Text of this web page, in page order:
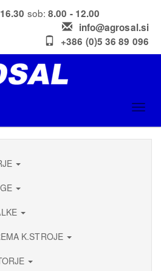
sob:8.00 - 12.00
info@agrosal.si
+386 (0)5 36 89 096
K.STROJE